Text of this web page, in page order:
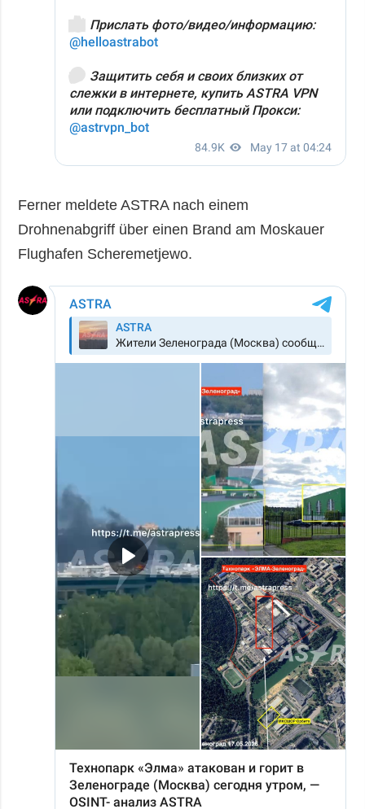
Ferner meldete ASTRA nach einem
Drohnenabgriff über einen Brand am Moskauer
Flughafen Scheremetjewo.